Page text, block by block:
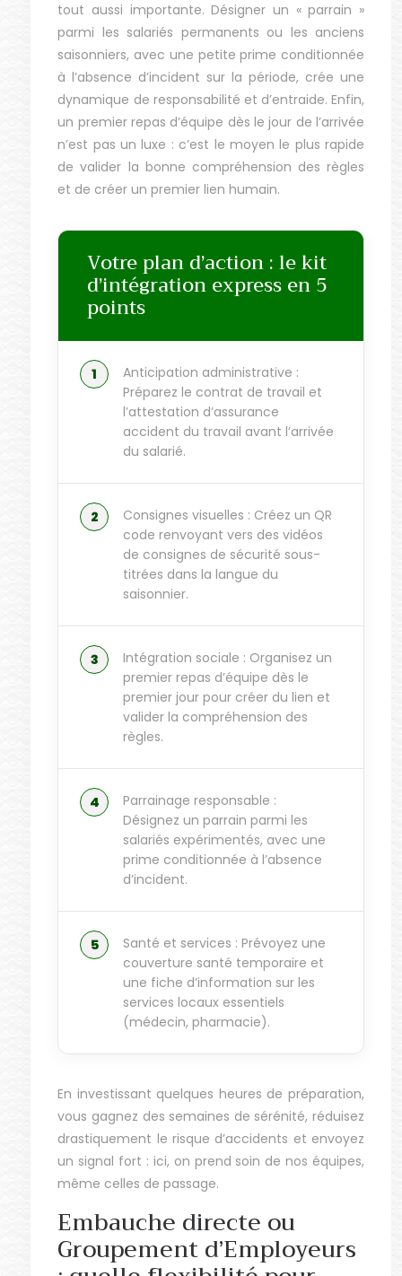
tout aussi importante. Désigner un « parrain »
parmi les salariés permanents ou les anciens
saisonniers, avec une petite prime conditionnée
à l’absence d’incident sur la période, crée une
dynamique de responsabilité et d’entraide. Enfin,
un premier repas d’équipe dès le jour de l’arrivée
n’est pas un luxe : c’est le moyen le plus rapide
de valider la bonne compréhension des règles
et de créer un premier lien humain.
Votre plan d’action : le kit
d’intégration express en 5
points
Anticipation administrative :
Préparez le contrat de travail et
l’attestation d’assurance
accident du travail avant l’arrivée
du salarié.
Consignes visuelles : Créez un QR
code renvoyant vers des vidéos
de consignes de sécurité sous-
titrées dans la langue du
saisonnier.
Intégration sociale : Organisez un
premier repas d’équipe dès le
premier jour pour créer du lien et
valider la compréhension des
règles.
Parrainage responsable :
Désignez un parrain parmi les
salariés expérimentés, avec une
prime conditionnée à l’absence
d’incident.
Santé et services : Prévoyez une
couverture santé temporaire et
une fiche d’information sur les
services locaux essentiels
(médecin, pharmacie).
En investissant quelques heures de préparation,
vous gagnez des semaines de sérénité, réduisez
drastiquement le risque d’accidents et envoyez
un signal fort : ici, on prend soin de nos équipes,
même celles de passage.
Embauche directe ou
Groupement d’Employeurs